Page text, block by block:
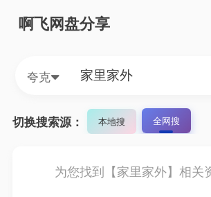
啊飞网盘分享
夸克
切换搜索源： 本地搜 全网搜
为您找到【家里家外】相关